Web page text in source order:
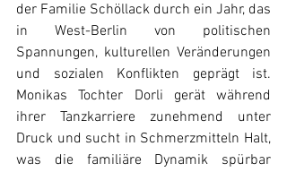
der Familie Schöllack durch ein Jahr, das
in West-Berlin von politischen
Spannungen, kulturellen Veränderungen
und sozialen Konflikten geprägt ist.
Monikas Tochter Dorli gerät während
ihrer Tanzkarriere zunehmend unter
Druck und sucht in Schmerzmitteln Halt,
was die familiäre Dynamik spürbar